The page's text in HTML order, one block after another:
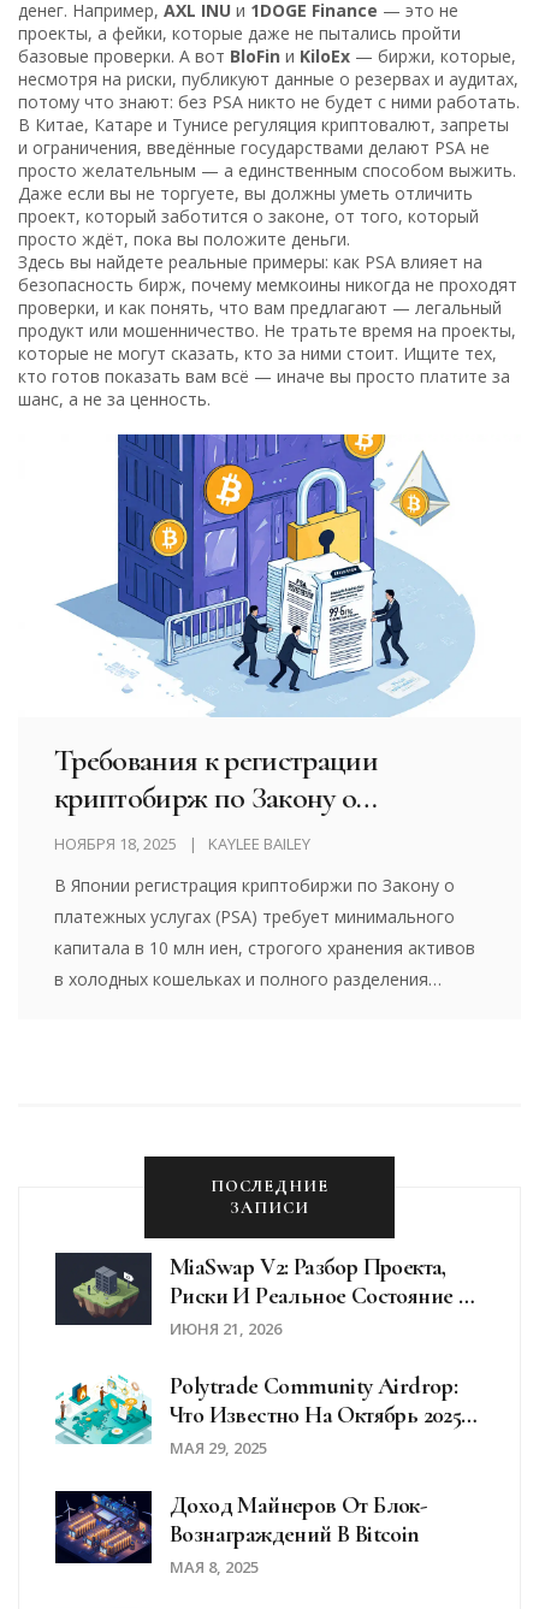
денег. Например,AXL INU и 1DOGE Finance — это не
проекты, а фейки, которые даже не пытались пройти
базовые проверки. А вот BloFin и KiloEx — биржи, которые,
несмотря на риски, публикуют данные о резервах и аудитах,
потому что знают: без PSA никто не будет с ними работать.
В Китае, Катаре и Тунисерегуляция криптовалют,запреты
и ограничения, введённые государствами делают PSA не
просто желательным — а единственным способом выжить.
Даже если вы не торгуете, вы должны уметь отличить
проект, который заботится о законе, от того, который
просто ждёт, пока вы положите деньги.
Здесь вы найдете реальные примеры: как PSA влияет на
безопасность бирж, почему мемкоины никогда не проходят
проверки, и как понять, что вам предлагают — легальный
продукт или мошенничество. Не тратьте время на проекты,
которые не могут сказать, кто за ними стоит. Ищите тех,
кто готов показать вам всё — иначе вы просто платите за
шанс, а не за ценность.
Требования к регистрации
криптобирж по Закону о
платежных услугах (PSA) в Японии
НОЯБРЯ 18, 2025 KAYLEE BAILEY
В Японии регистрация криптобиржи по Закону о
платежных услугах (PSA) требует минимального
капитала в 10 млн иен, строгого хранения активов
в холодных кошельках и полного разделения
ПОСЛЕДНИЕ
ЗАПИСИ
MiaSwap V2: Разбор Проекта,
Риски И Реальное Состояние В
2026 Году
ИЮНЯ 21, 2026
Polytrade Community Airdrop:
Что Известно На Октябрь 2025
Года
МАЯ 29, 2025
Доход Майнеров От Блок-
Вознаграждений В Bitcoin
МАЯ 8, 2025